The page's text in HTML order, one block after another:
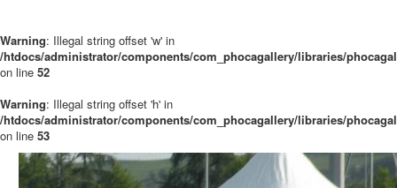
Warning: Illegal string offset 'w' in
/htdocs/administrator/components/com_phocagallery/libraries/
on line 52
Warning: Illegal string offset 'h' in
/htdocs/administrator/components/com_phocagallery/libraries/
on line 53